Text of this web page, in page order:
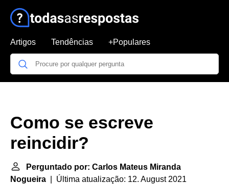
Artigos Tendências +Populares
Como se escreve
reincidir?
Perguntado por: Carlos Mateus Miranda
Nogueira | Última atualização: 12. August 2021